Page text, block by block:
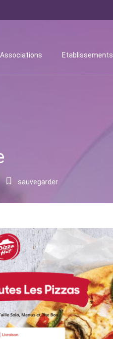
Associations Etablissements
sauvegarder